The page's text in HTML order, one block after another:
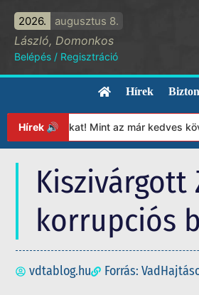
2026. augusztus 8.
László, Domonkos
Belépés / Regisztráció
Hírek
Hírek 🔊Mint az már kedves
korrupciós
vdtablog.hu Forrás: